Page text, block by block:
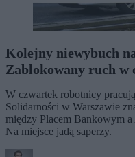
Kolejny niewybuch
Zablokowany ruch w
W czwartek robotnicy
Solidarności w Warszawie
między Placem Bankowym
Na miejsce jadą saperzy.